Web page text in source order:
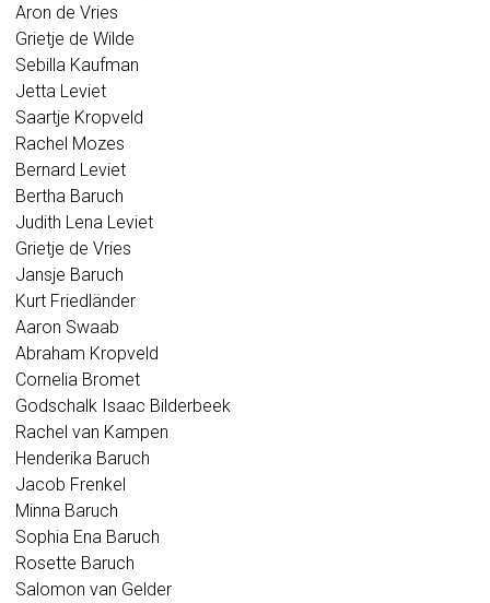
Aron de Vries
Grietje de Wilde
Sebilla Kaufman
Jetta Leviet
Saartje Kropveld
Rachel Mozes
Bernard Leviet
Bertha Baruch
Judith Lena Leviet
Grietje de Vries
Jansje Baruch
Kurt Friedländer
Aaron Swaab
Abraham Kropveld
Cornelia Bromet
Godschalk Isaac Bilderbeek
Rachel van Kampen
Henderika Baruch
Jacob Frenkel
Minna Baruch
Sophia Ena Baruch
Rosette Baruch
Salomon van Gelder